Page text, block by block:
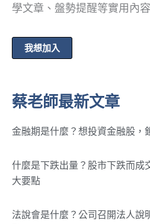
學文章、盤勢提醒等實用內容
我想加入
蔡老師最新文章
金融期是什麼？想投資金融股，
什麼是下跌出量？股市下跌而成
大要點
法說會是什麼？公司召開法人說